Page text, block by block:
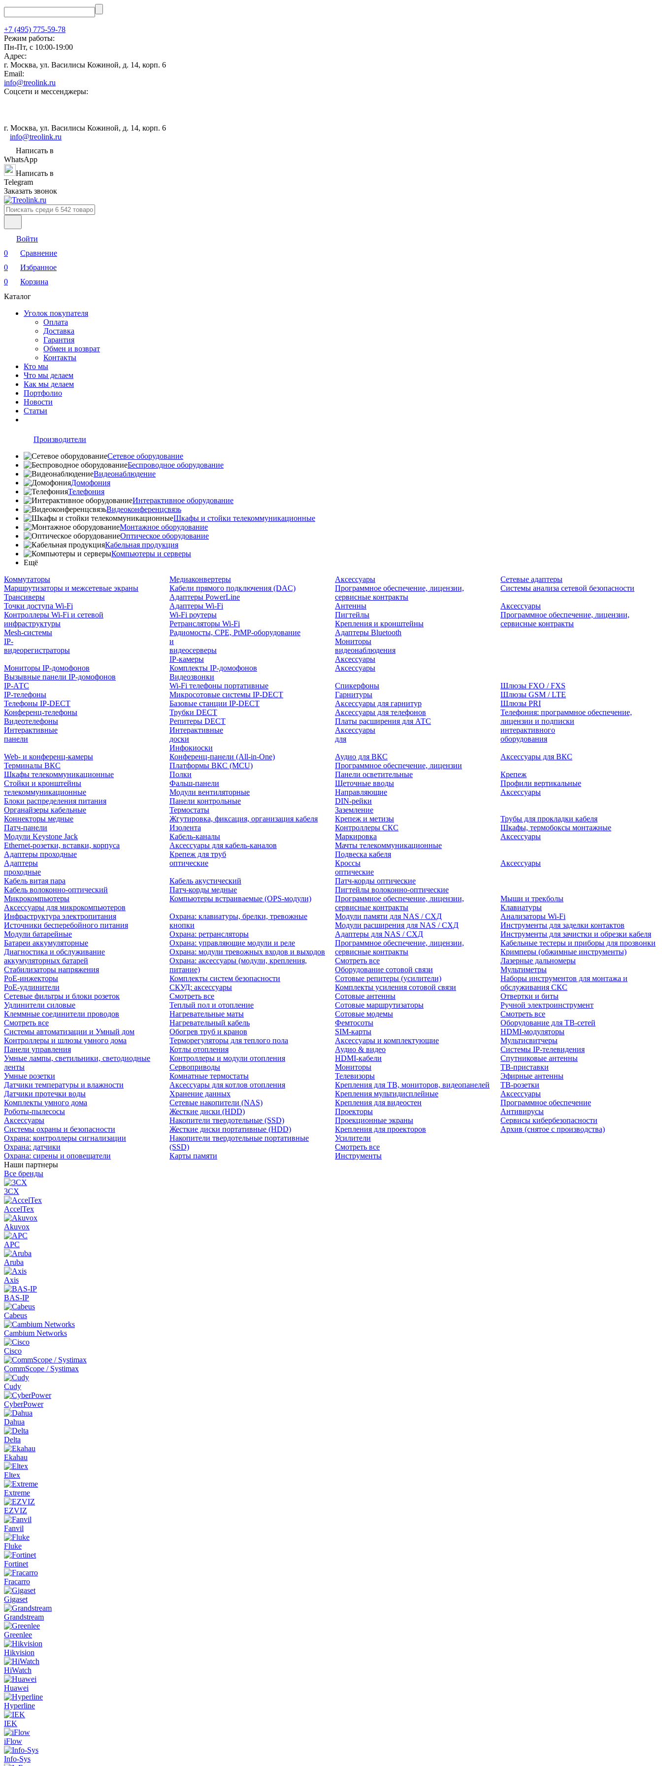
+7 (495) 775-59-78
Режим работы:
Пн-Пт, с 10:00-19:00
Адрес:
г. Москва, ул. Василисы Кожиной, д. 14, корп. 6
Email:
info@treolink.ru
Соцсети и мессенджеры:
г. Москва, ул. Василисы Кожиной, д. 14, корп. 6
info@treolink.ru
Написать в
WhatsApp
Написать в
Telegram
Заказать звонок
Войти
0
Сравнение
0
Избранное
0
Корзина
Каталог
Уголок покупателя
Оплата
Доставка
Гарантия
Обмен и возврат
Контакты
Кто мы
Что мы делаем
Как мы делаем
Портфолио
Новости
Статьи
Производители
Сетевое оборудование
Беспроводное оборудование
Видеонаблюдение
Домофония
Телефония
Интерактивное оборудование
Видеоконференцсвязь
Шкафы и стойки телекоммуникационные
Монтажное оборудование
Оптическое оборудование
Кабельная продукция
Компьютеры и серверы
Ещё
Коммутаторы
Маршрутизаторы и межсетевые экраны
Трансиверы
Медиаконвертеры
Кабели прямого подключения (DAC)
Адаптеры PowerLine
Аксессуары
Программное обеспечение, лицензии,
сервисные контракты
Сетевые адаптеры
Системы анализа сетевой безопасности
Точки доступа Wi-Fi
Контроллеры Wi-Fi и сетевой
инфраструктуры
Mesh-системы
Адаптеры Wi-Fi
Wi-Fi роутеры
Ретрансляторы Wi-Fi
Радиомосты, CPE, PtMP-оборудование
Антенны
Пигтейлы
Крепления и кронштейны
Адаптеры Bluetooth
Аксессуары
Программное обеспечение, лицензии,
сервисные контракты
IP-
видеорегистраторы
и
видеосерверы
IP-камеры
Мониторы
видеонаблюдения
Аксессуары
Мониторы IP-домофонов
Вызывные панели IP-домофонов
Комплекты IP-домофонов
Видеозвонки
Аксессуары
IP-АТС
IP-телефоны
Телефоны IP-DECT
Конференц-телефоны
Видеотелефоны
Wi-Fi телефоны портативные
Микросотовые системы IP-DECT
Базовые станции IP-DECT
Трубки DECT
Репитеры DECT
Спикерфоны
Гарнитуры
Аксессуары для гарнитур
Аксессуары для телефонов
Платы расширения для АТС
Шлюзы FXO / FXS
Шлюзы GSM / LTE
Шлюзы PRI
Телефония: программное обеспечение,
лицензии и подписки
Интерактивные
панели
Интерактивные
доски
Инфокиоски
Аксессуары
для
интерактивного
оборудования
Web- и конференц-камеры
Терминалы ВКС
Конференц-панели (All-in-One)
Платформы ВКС (MCU)
Аудио для ВКС
Программное обеспечение, лицензии
Аксессуары для ВКС
Шкафы телекоммуникационные
Стойки и кронштейны
телекоммуникационные
Блоки распределения питания
Органайзеры кабельные
Полки
Фальш-панели
Модули вентиляторные
Панели контрольные
Термостаты
Панели осветительные
Щеточные вводы
Направляющие
DIN-рейки
Заземление
Крепеж
Профили вертикальные
Аксессуары
Коннекторы медные
Патч-панели
Модули Keystone Jack
Ethernet-розетки, вставки, корпуса
Адаптеры проходные
Жгутировка, фиксация, организация кабеля
Изолента
Кабель-каналы
Аксессуары для кабель-каналов
Крепеж для труб
Крепеж и метизы
Контроллеры СКС
Маркировка
Мачты телекоммуникационные
Подвеска кабеля
Трубы для прокладки кабеля
Шкафы, термобоксы монтажные
Аксессуары
Адаптеры
проходные
оптические
Кроссы
оптические
Аксессуары
Кабель витая пара
Кабель волоконно-оптический
Кабель акустический
Патч-корды медные
Патч-корды оптические
Пигтейлы волоконно-оптические
Микрокомпьютеры
Аксессуары для микрокомпьютеров
Компьютеры встраиваемые (OPS-модули)
Программное обеспечение, лицензии,
сервисные контракты
Мыши и трекболы
Клавиатуры
Инфраструктура электропитания
Источники бесперебойного питания
Модули батарейные
Батареи аккумуляторные
Диагностика и обслуживание
аккумуляторных батарей
Стабилизаторы напряжения
PoE-инжекторы
PoE-удлинители
Сетевые фильтры и блоки розеток
Удлинители силовые
Клеммные соединители проводов
Смотреть все
Системы автоматизации и Умный дом
Контроллеры и шлюзы умного дома
Панели управления
Умные лампы, светильники, светодиодные
ленты
Умные розетки
Датчики температуры и влажности
Датчики протечки воды
Комплекты умного дома
Роботы-пылесосы
Аксессуары
Системы охраны и безопасности
Охрана: контроллеры сигнализации
Охрана: датчики
Охрана: сирены и оповещатели
Охрана: клавиатуры, брелки, тревожные
кнопки
Охрана: ретрансляторы
Охрана: управляющие модули и реле
Охрана: модули тревожных входов и выходов
Охрана: аксессуары (модули, крепления,
питание)
Комплекты систем безопасности
СКУД: аксессуары
Смотреть все
Теплый пол и отопление
Нагревательные маты
Нагревательный кабель
Обогрев труб и кранов
Терморегуляторы для теплого пола
Котлы отопления
Контроллеры и модули отопления
Сервоприводы
Комнатные термостаты
Аксессуары для котлов отопления
Хранение данных
Сетевые накопители (NAS)
Жесткие диски (HDD)
Накопители твердотельные (SSD)
Жесткие диски портативные (HDD)
Накопители твердотельные портативные
(SSD)
Карты памяти
Модули памяти для NAS / СХД
Модули расширения для NAS / СХД
Адаптеры для NAS / СХД
Программное обеспечение, лицензии,
сервисные контракты
Смотреть все
Оборудование сотовой связи
Сотовые репитеры (усилители)
Комплекты усиления сотовой связи
Сотовые антенны
Сотовые маршрутизаторы
Сотовые модемы
Фемтосоты
SIM-карты
Аксессуары и комплектующие
Аудио & видео
HDMI-кабели
Мониторы
Телевизоры
Крепления для ТВ, мониторов, видеопанелей
Крепления мультидисплейные
Крепления для видеостен
Проекторы
Проекционные экраны
Крепления для проекторов
Усилители
Смотреть все
Инструменты
Анализаторы Wi-Fi
Инструменты для заделки контактов
Инструменты для зачистки и обрезки кабеля
Кабельные тестеры и приборы для прозвонки
Кримперы (обжимные инструменты)
Лазерные дальномеры
Мультиметры
Наборы инструментов для монтажа и
обслуживания СКС
Отвертки и биты
Ручной электроинструмент
Смотреть все
Оборудование для ТВ-сетей
HDMI-модуляторы
Мультисвитчеры
Системы IP-телевидения
Спутниковые антенны
ТВ-приставки
Эфирные антенны
ТВ-розетки
Аксессуары
Программное обеспечение
Антивирусы
Сервисы кибербезопасности
Архив (снятое с производства)
Наши партнеры
Все бренды
3CX
AccelTex
Akuvox
APC
Aruba
Axis
BAS-IP
Cabeus
Cambium Networks
Cisco
CommScope / Systimax
Cudy
CyberPower
Dahua
Delta
Ekahau
Eltex
Extreme
EZVIZ
Fanvil
Fluke
Fortinet
Fracarro
Gigaset
Grandstream
Greenlee
Hikvision
HiWatch
Huawei
Hyperline
IEK
iFlow
Info-Sys